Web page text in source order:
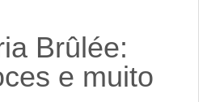
Brûlée:
e muito